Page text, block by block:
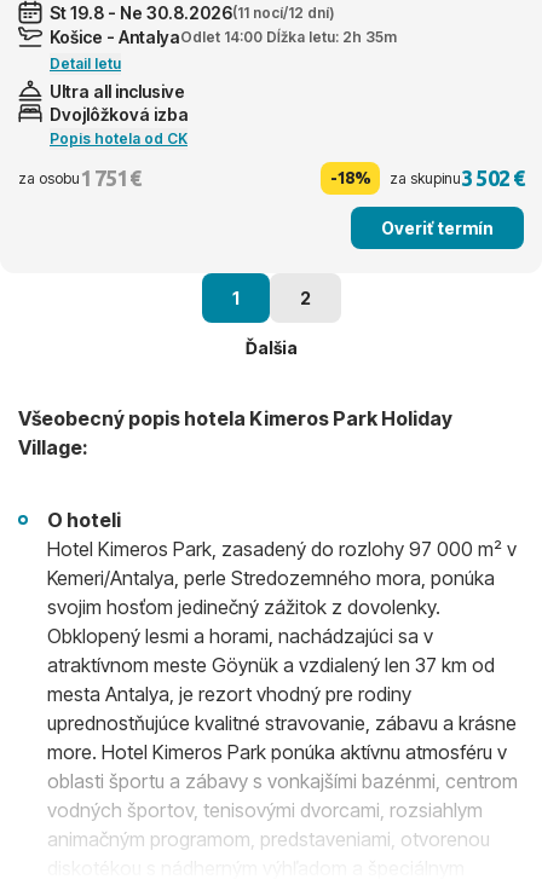
St 19.8 - Ne 30.8.2026(11 nocí/12 dní)
Košice - AntalyaOdlet 14:00 Dĺžka letu: 2h 35m
Detail letu
Ultra all inclusive
Dvojlôžková izba
Popis hotela od CK
za osobu 1 751 € -18% za skupinu3 502 €
Overiť termín
1 2
Ďalšia
Všeobecný popis hotela Kimeros Park Holiday
Village:
O hoteli
Hotel Kimeros Park, zasadený do rozlohy 97 000 m² v
Kemeri/Antalya, perle Stredozemného mora, ponúka
svojim hosťom jedinečný zážitok z dovolenky.
Obklopený lesmi a horami, nachádzajúci sa v
atraktívnom meste Göynük a vzdialený len 37 km od
mesta Antalya, je rezort vhodný pre rodiny
uprednostňujúce kvalitné stravovanie, zábavu a krásne
more. Hotel Kimeros Park ponúka aktívnu atmosféru v
oblasti športu a zábavy s vonkajšími bazénmi, centrom
vodných športov, tenisovými dvorcami, rozsiahlym
animačným programom, predstaveniami, otvorenou